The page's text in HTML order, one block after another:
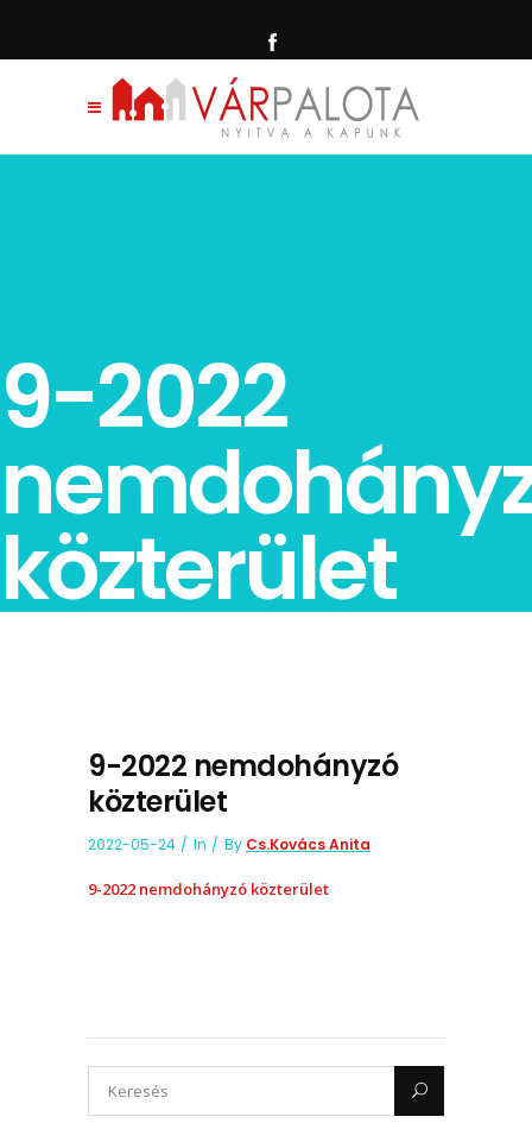
9-2022
közterület
9-2022 nemdohányzó
közterület
2022-05-24 In By Cs.Kovács Anita
9-2022 nemdohányzó közterület